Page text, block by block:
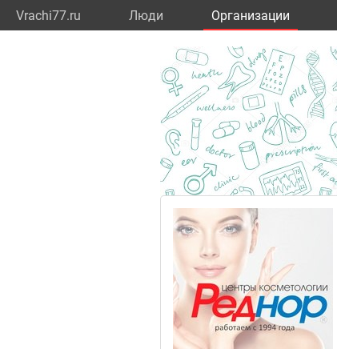
Vrachi77.ru Люди Организации